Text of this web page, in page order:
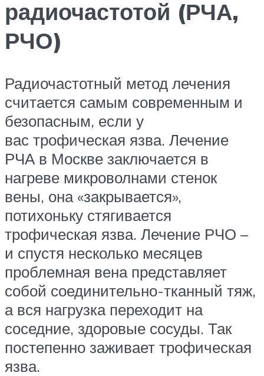
радиочастотой (РЧА,
РЧО)
Радиочастотный метод лечения
считается самым современным и
безопасным, если у
вас трофическая язва. Лечение
РЧА в Москве заключается в
нагреве микроволнами стенок
вены, она «закрывается»,
потихоньку стягивается
трофическая язва. Лечение РЧО –
и спустя несколько месяцев
проблемная вена представляет
собой соединительно-тканный тяж,
а вся нагрузка переходит на
соседние, здоровые сосуды. Так
постепенно заживает трофическая
язва.